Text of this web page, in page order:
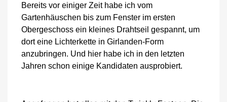
Bereits vor einiger Zeit habe ich vom
Gartenhäuschen bis zum Fenster im ersten
Obergeschoss ein kleines Drahtseil gespannt, um
dort eine Lichterkette in Girlanden-Form
anzubringen. Und hier habe ich in den letzten
Jahren schon einige Kandidaten ausprobiert.